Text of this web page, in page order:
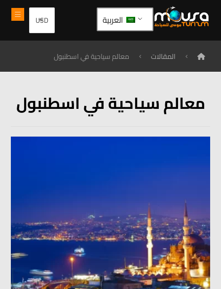
العربية
المقالات معالم سياحية في اسطنبول
معالم سياحية في اسطنبول